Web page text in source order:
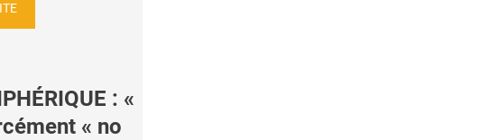
: «
« no